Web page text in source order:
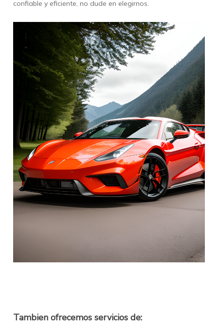
confiable y eficiente, no dude en elegirnos.
Tambien ofrecemos servicios de: